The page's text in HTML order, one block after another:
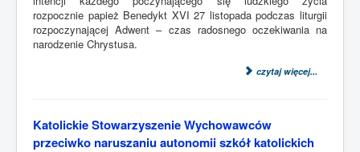
rozpocznie papież Benedykt XVI 27 listopada podczas liturgii
rozpoczynającej Adwent – czas radosnego oczekiwania na
narodzenie Chrystusa.
czytaj więcej...
Katolickie Stowarzyszenie Wychowawców
przeciwko naruszaniu autonomii szkół katolickich